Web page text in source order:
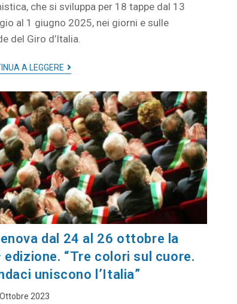
che si sviluppa per 18 tappe dal 13
al 1 giugno 2025, nei giorni e sulle
del Giro d’Italia.
A LEGGERE
dal 24 al 26 ottobre la
edizione. “Tre colori sul cuore.
uniscono l’Italia”
2023